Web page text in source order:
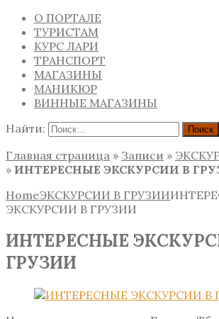
О ПОРТАЛЕ
ТУРИСТАМ
КУРС ЛАРИ
ТРАНСПОРТ
МАГАЗИНЫ
МАНИКЮР
ВИННЫЕ МАГАЗИНЫ
Найти:
Главная страница » Записи »
» ИНТЕРЕСНЫЕ ЭКСКУРСИИ В
HomeЭКСКУРСИИ В ГРУЗИИ
ЭКСКУРСИИ В ГРУЗИИ
ИНТЕРЕСНЫЕ
ГРУЗИИ